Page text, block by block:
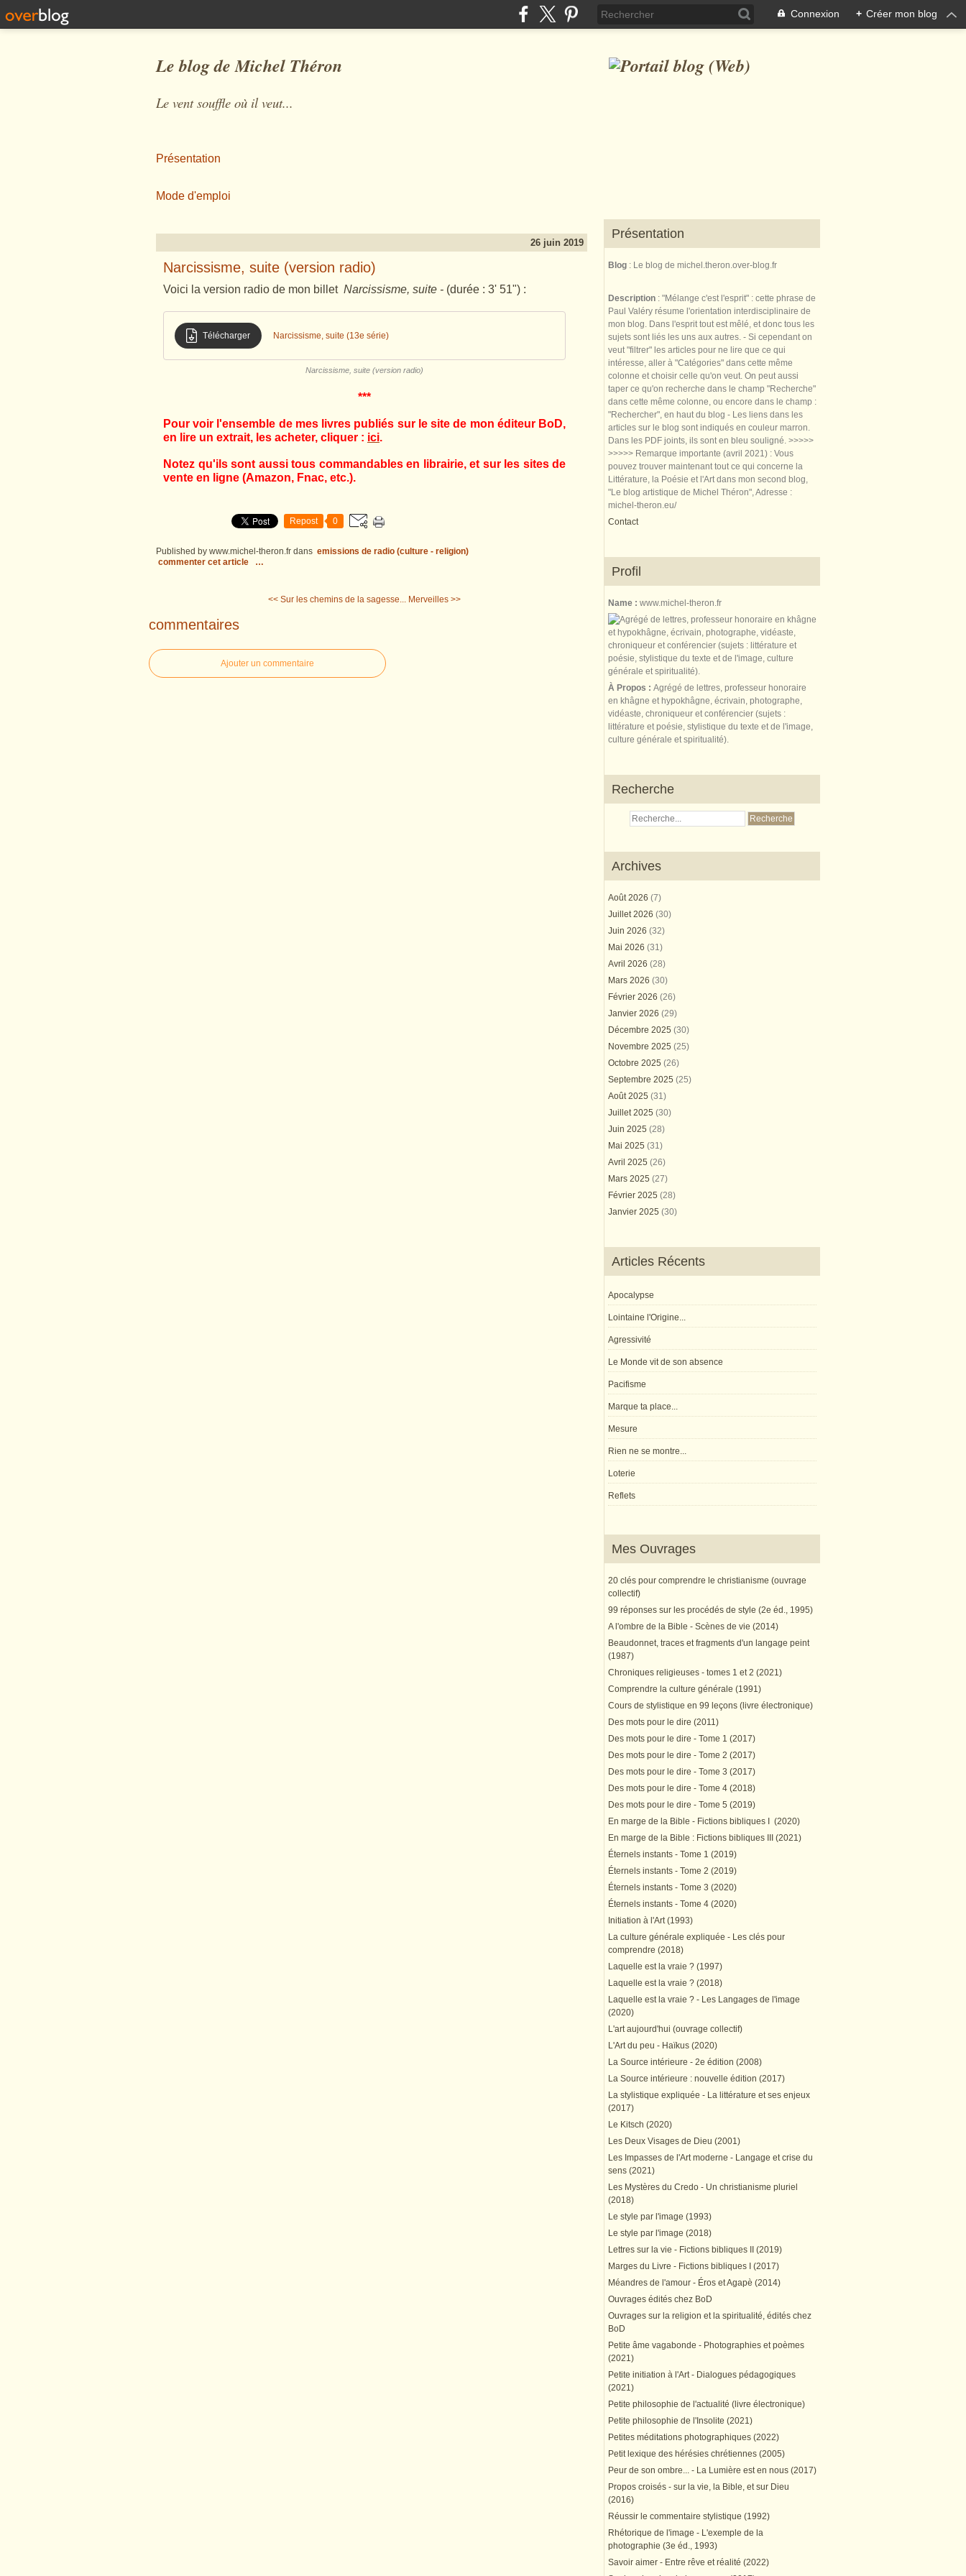
Connexion + Créer mon blog
Le blog de Michel Théron
Le vent souffle où il veut...
Présentation
Mode d'emploi
26 juin 2019
Narcissisme, suite (version radio)
Voici la version radio de mon billet Narcissisme, suite - (durée : 3' 51") :
Télécharger Narcissisme, suite (13e série)
Narcissisme, suite (version radio)
***
Pour voir l'ensemble de mes livres publiés sur le site de mon éditeur BoD,
en lire un extrait, les acheter, cliquer : ici.
Notez qu'ils sont aussi tous commandables en librairie, et sur les sites de
vente en ligne (Amazon, Fnac, etc.).
Repost 0
Published by www.michel-theron.fr dans emissions de radio (culture - religion)
commenter cet article
…
<< Sur les chemins de la sagesse... Merveilles >>
commentaires
Ajouter un commentaire
Présentation
Blog : Le blog de michel.theron.over-blog.fr
Description : "Mélange c'est l'esprit" : cette phrase de
Paul Valéry résume l'orientation interdisciplinaire de
mon blog. Dans l'esprit tout est mêlé, et donc tous les
sujets sont liés les uns aux autres. - Si cependant on
veut "filtrer" les articles pour ne lire que ce qui
intéresse, aller à "Catégories" dans cette même
colonne et choisir celle qu'on veut. On peut aussi
taper ce qu'on recherche dans le champ "Recherche"
dans cette même colonne, ou encore dans le champ :
"Rechercher", en haut du blog - Les liens dans les
articles sur le blog sont indiqués en couleur marron.
Dans les PDF joints, ils sont en bleu souligné. >>>>>
>>>>> Remarque importante (avril 2021) : Vous
pouvez trouver maintenant tout ce qui concerne la
Littérature, la Poésie et l'Art dans mon second blog,
"Le blog artistique de Michel Théron", Adresse :
michel-theron.eu/
Contact
Profil
Name : www.michel-theron.fr
À Propos : Agrégé de lettres, professeur honoraire
en khâgne et hypokhâgne, écrivain, photographe,
vidéaste, chroniqueur et conférencier (sujets :
littérature et poésie, stylistique du texte et de l'image,
culture générale et spiritualité).
Recherche
Archives
Août 2026 (7)
Juillet 2026 (30)
Juin 2026 (32)
Mai 2026 (31)
Avril 2026 (28)
Mars 2026 (30)
Février 2026 (26)
Janvier 2026 (29)
Décembre 2025 (30)
Novembre 2025 (25)
Octobre 2025 (26)
Septembre 2025 (25)
Août 2025 (31)
Juillet 2025 (30)
Juin 2025 (28)
Mai 2025 (31)
Avril 2025 (26)
Mars 2025 (27)
Février 2025 (28)
Janvier 2025 (30)
Articles Récents
Apocalypse
Lointaine l'Origine...
Agressivité
Le Monde vit de son absence
Pacifisme
Marque ta place...
Mesure
Rien ne se montre...
Loterie
Reflets
Mes Ouvrages
20 clés pour comprendre le christianisme (ouvrage
collectif)
99 réponses sur les procédés de style (2e éd., 1995)
A l'ombre de la Bible - Scènes de vie (2014)
Beaudonnet, traces et fragments d'un langage peint
(1987)
Chroniques religieuses - tomes 1 et 2 (2021)
Comprendre la culture générale (1991)
Cours de stylistique en 99 leçons (livre électronique)
Des mots pour le dire (2011)
Des mots pour le dire - Tome 1 (2017)
Des mots pour le dire - Tome 2 (2017)
Des mots pour le dire - Tome 3 (2017)
Des mots pour le dire - Tome 4 (2018)
Des mots pour le dire - Tome 5 (2019)
En marge de la Bible - Fictions bibliques I (2020)
En marge de la Bible : Fictions bibliques III (2021)
Éternels instants - Tome 1 (2019)
Éternels instants - Tome 2 (2019)
Éternels instants - Tome 3 (2020)
Éternels instants - Tome 4 (2020)
Initiation à l'Art (1993)
La culture générale expliquée - Les clés pour
comprendre (2018)
Laquelle est la vraie ? (1997)
Laquelle est la vraie ? (2018)
Laquelle est la vraie ? - Les Langages de l'image
(2020)
L'art aujourd'hui (ouvrage collectif)
L'Art du peu - Haïkus (2020)
La Source intérieure - 2e édition (2008)
La Source intérieure : nouvelle édition (2017)
La stylistique expliquée - La littérature et ses enjeux
(2017)
Le Kitsch (2020)
Les Deux Visages de Dieu (2001)
Les Impasses de l'Art moderne - Langage et crise du
sens (2021)
Les Mystères du Credo - Un christianisme pluriel
(2018)
Le style par l'image (1993)
Le style par l'image (2018)
Lettres sur la vie - Fictions bibliques II (2019)
Marges du Livre - Fictions bibliques I (2017)
Méandres de l'amour - Éros et Agapè (2014)
Ouvrages édités chez BoD
Ouvrages sur la religion et la spiritualité, édités chez
BoD
Petite âme vagabonde - Photographies et poèmes
(2021)
Petite initiation à l'Art - Dialogues pédagogiques
(2021)
Petite philosophie de l'actualité (livre électronique)
Petite philosophie de l'Insolite (2021)
Petites méditations photographiques (2022)
Petit lexique des hérésies chrétiennes (2005)
Peur de son ombre... - La Lumière est en nous (2017)
Propos croisés - sur la vie, la Bible, et sur Dieu
(2016)
Réussir le commentaire stylistique (1992)
Rhétorique de l'image - L'exemple de la
photographie (3e éd., 1993)
Savoir aimer - Entre rêve et réalité (2022)